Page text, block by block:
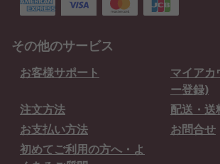
その他のサービス
お客様サポート
マイアカ
ー登録)
注文方法
配送・送
お支払い方法
お問合せ
初めてご利用の方へ・よ